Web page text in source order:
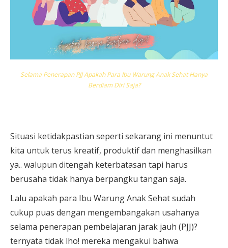
Selama Penerapan PJJ Apakah Para Ibu Warung Anak Sehat Hanya
Berdiam Diri Saja?
Situasi ketidakpastian seperti sekarang ini menuntut
kita untuk terus kreatif, produktif dan menghasilkan
ya.. walupun ditengah keterbatasan tapi harus
berusaha tidak hanya berpangku tangan saja.
Lalu apakah para Ibu Warung Anak Sehat sudah
cukup puas dengan mengembangakan usahanya
selama penerapan pembelajaran jarak jauh (PJJ)?
ternyata tidak lho! mereka mengakui bahwa